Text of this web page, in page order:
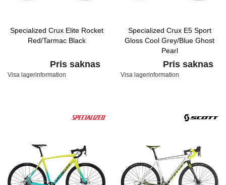
Specialized Crux Elite Rocket
Red/Tarmac Black
Pris saknas
Visa lagerinformation
Specialized Crux E5 Sport
Gloss Cool Grey/Blue Ghost
Pearl
Pris saknas
Visa lagerinformation